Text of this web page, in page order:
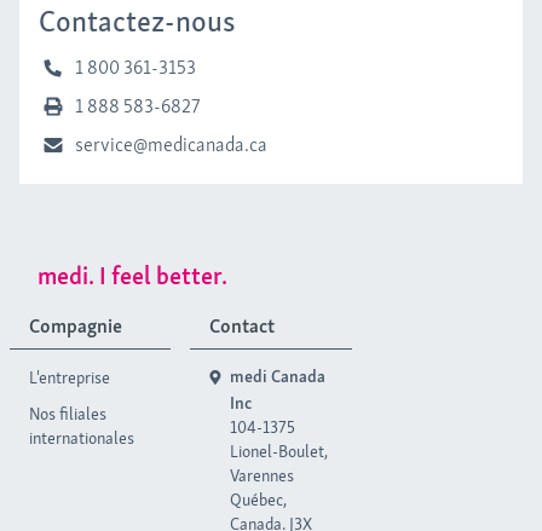
Contactez-nous
1 800 361-3153
1 888 583-6827
service@medicanada.ca
medi. I feel better.
Compagnie
L'entreprise
Nos filiales
internationales
Contact
medi Canada
Inc
104-1375
Lionel-Boulet,
Varennes
Québec,
Canada. J3X